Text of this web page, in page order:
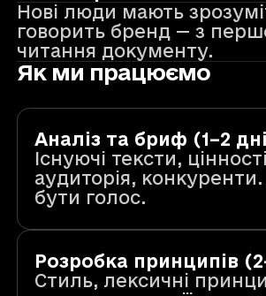
Нові люди мають
говорить бренд — з
читання документу.
Як ми працюємо
Аналіз та бриф (1–2
Існуючі тексти,
аудиторія,
бути голос.
Розробка принципів
Стиль, лексичні